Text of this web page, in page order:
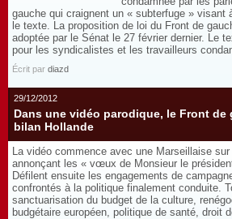
gauche qui craignent un « subterfuge » visant
le texte. La proposition de loi du Front de
adoptée par le Sénat le 27 février dernier. Le
pour les syndicalistes et les travailleurs
Écrit par diazd
29/12/2012
Dans une vidéo parodique, le Front de
bilan Hollande
La vidéo commence avec une Marseillaise
annonçant les « vœux de Monsieur le
Défilent ensuite les engagements de
confrontés à la politique finalement conduite.
sanctuarisation du budget de la culture,
budgétaire européen, politique de santé, droit